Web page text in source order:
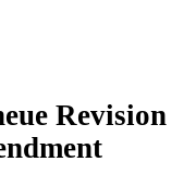
Revision